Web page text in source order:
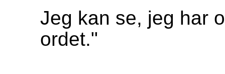
Jeg kan se, jeg har
ordet."